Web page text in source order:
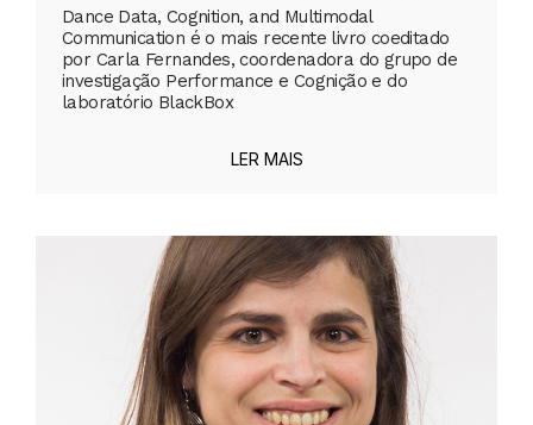
Dance Data, Cognition, and Multimodal
Communication é o mais recente livro coeditado
por Carla Fernandes, coordenadora do grupo de
investigação Performance e Cognição e do
laboratório BlackBox
LER MAIS